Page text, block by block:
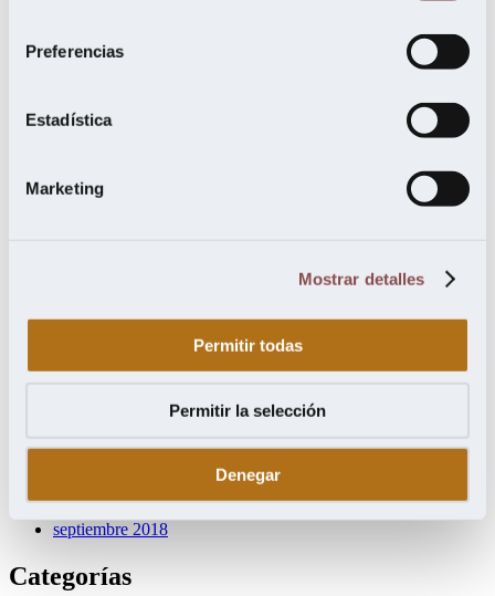
Preferencias
Estadística
Marketing
Mostrar detalles
Permitir todas
Permitir la selección
Denegar
julio 2021
noviembre 2020
septiembre 2020
mayo 2020
junio 2019
febrero 2019
septiembre 2018
Categorías